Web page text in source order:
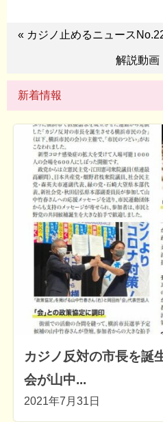
« カジノ止めるニュース
解説動画
新着情報
カジノ反対の市長を誕
会が山中...
2021年7月31日